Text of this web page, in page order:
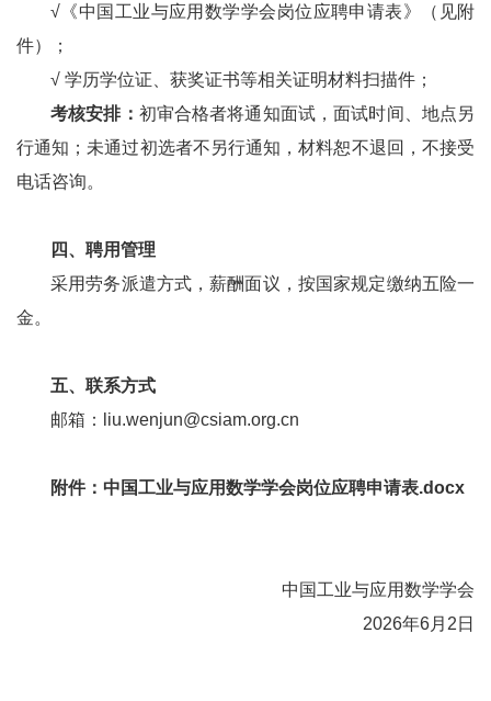
√《中国工业与应用数学学会岗位应聘申请表》（见附
件）；
√学历学位证、获奖证书等相关证明材料扫描件；
考核安排： 初审合格者将通知面试，面试时间、地点另
行通知；未通过初选者不另行通知，材料恕不退回，不接受
电话咨询。
四、聘用管理
采用劳务派遣方式，薪酬面议，按国家规定缴纳五险一
金。
五、联系方式
邮箱：liu.wenjun@csiam.org.cn
附件： 中国工业与应用数学学会岗位应聘申请表.docx
中国工业与应用数学学会
2026年6月2日